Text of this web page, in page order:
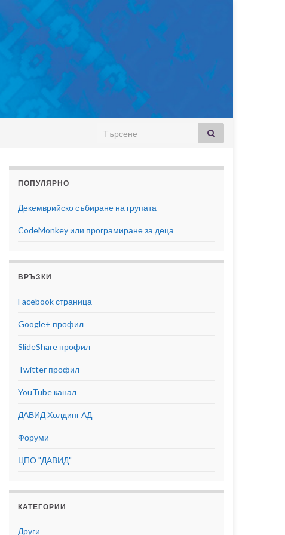
Search for:
ПОПУЛЯРНО
Декемврийско събиране на групата
CodeMonkey или програмиране за деца
ВРЪЗКИ
Facebook страница
Google+ профил
SlideShare профил
Twitter профил
YouTube канал
ДАВИД Холдинг АД
Форуми
ЦПО "ДАВИД"
КАТЕГОРИИ
Други